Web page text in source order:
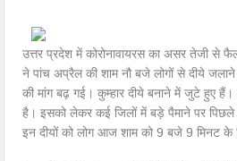
उत्तर प्रदेश में कोरोनावायरस का असर तेजी से
ने पांच अप्रैल की शाम नौ बजे लोगों से दीये
की मांग बढ़ गई। कुम्हार दीये बनाने में जुटे हुए हैं।
है। इसको लेकर कई जिलों में बड़े पैमाने पर पिछले
इन दीयों को लोग आज शाम को 9 बजे 9 मिनट के